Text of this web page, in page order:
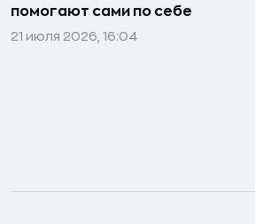
помогают сами по себе
21 июля 2026, 16:04